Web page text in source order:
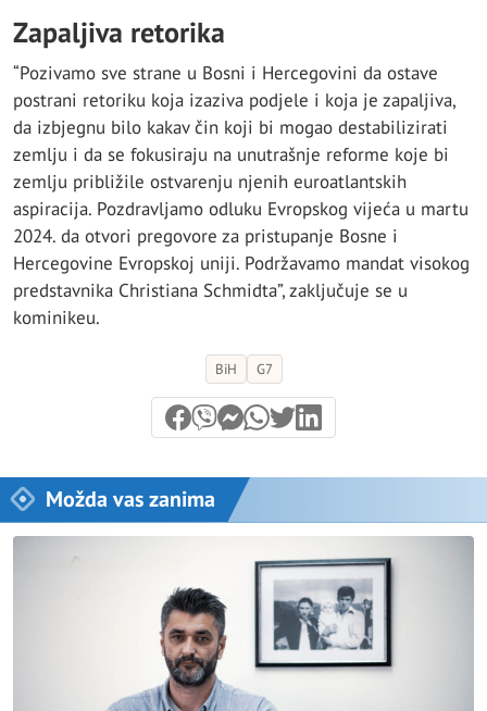
Zapaljiva retorika
“Pozivamo sve strane u Bosni i Hercegovini da ostave
postrani retoriku koja izaziva podjele i koja je zapaljiva,
da izbjegnu bilo kakav čin koji bi mogao destabilizirati
zemlju i da se fokusiraju na unutrašnje reforme koje bi
zemlju približile ostvarenju njenih euroatlantskih
aspiracija. Pozdravljamo odluku Evropskog vijeća u martu
2024. da otvori pregovore za pristupanje Bosne i
Hercegovine Evropskoj uniji. Podržavamo mandat visokog
predstavnika Christiana Schmidta”, zaključuje se u
kominikeu.
BiH G7
Možda vas zanima